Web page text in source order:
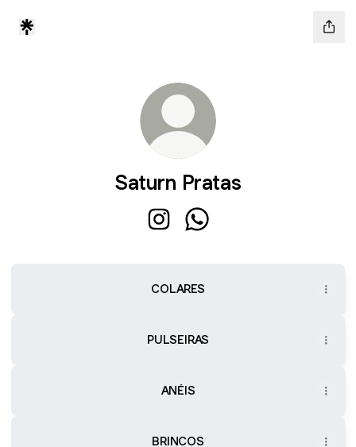
Saturn Pratas
COLARES
PULSEIRAS
ANÉIS
BRINCOS